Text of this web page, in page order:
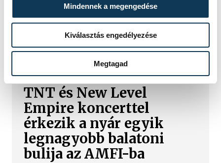
Mindennek a megengedése
Kiválasztás engedélyezése
Megtagad
TOVÁBBI CIKKEK
TNT és New Level
Empire koncerttel
érkezik a nyár egyik
legnagyobb balatoni
bulija az AMFI-ba